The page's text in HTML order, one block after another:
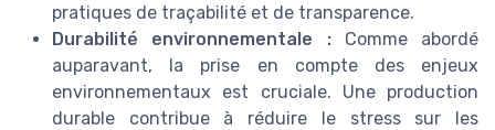
pratiques de traçabilité et de transparence.
Durabilité environnementale :Comme abordé
auparavant, la prise en compte des enjeux
environnementaux est cruciale. Une production
durable contribue à réduire le stress sur les